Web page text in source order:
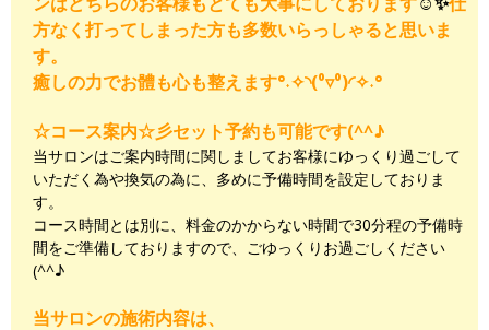
方なく打ってしまった方も多数いらっしゃると思いま
す。
癒しの力でお體も心も整えます°˖✧◝(⁰▿⁰)◜✧˖°
☆コース案内☆彡セット予約も可能です(^^♪
当サロンはご案内時間に関しましてお客様にゆっくり過ごして
いただく為や換気の為に、多めに予備時間を設定しておりま
す。
コース時間とは別に、料金のかからない時間で30分程の予備時
間をご準備しておりますので、ごゆっくりお過ごしください
(^^♪
当サロンの施術内容は、